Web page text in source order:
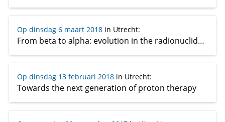
Op dinsdag 6 maart 2018in Utrecht:
From beta to alpha: evolution in the radionuclide therapy
Op dinsdag 13 februari 2018in Utrecht:
Towards the next generation of proton therapy